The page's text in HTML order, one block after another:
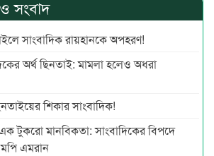
সংবাদ
সাংবাদিক রায়হানকে অপহরণ!
অর্থ ছিনতাই: মামলা হলেও অধরা
শিকার সাংবাদিক!
এক টুকরো মানবিকতা: সাংবাদিকের বিপদে
এমরান